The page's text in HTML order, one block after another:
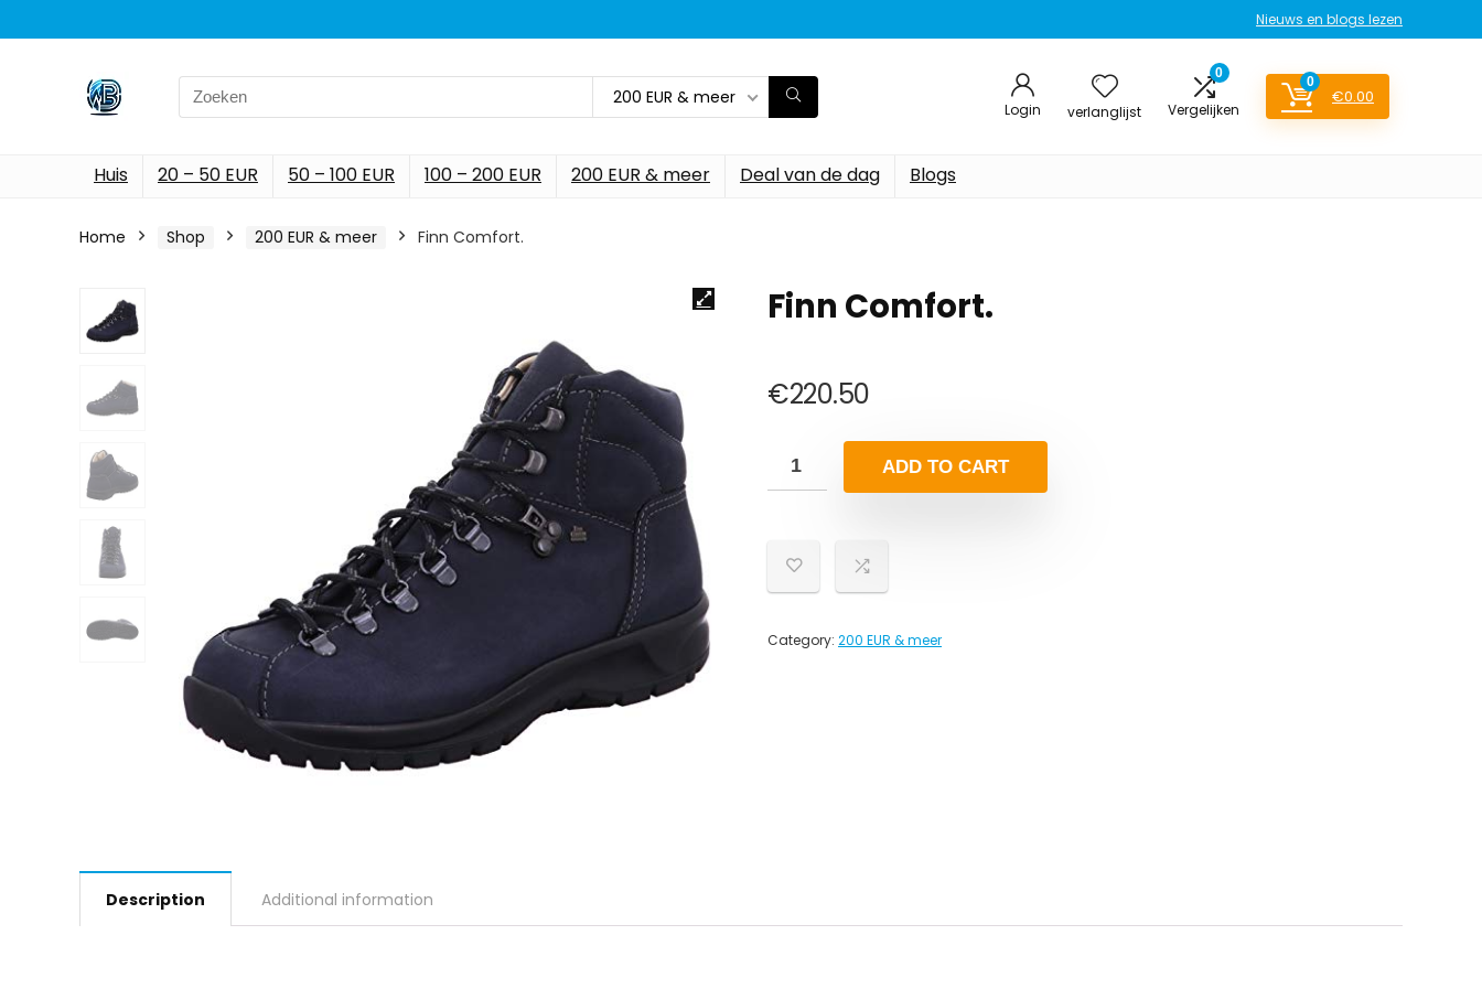
Nieuws en blogs lezen
Search
for:
200 EUR & meer
Login verlanglijst
0
Vergelijken
0
€0.00
Huis 20 – 50 EUR 50 – 100 EUR 100 – 200 EUR 200 EUR & meer Deal van de dag Blogs
Home Shop 200 EUR & meer Finn Comfort.
Finn Comfort.
€220.50
ADD TO CART
Category: 200 EUR & meer
Description Additional information